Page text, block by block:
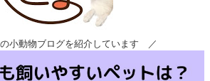
小動物ブログを紹介しています ／